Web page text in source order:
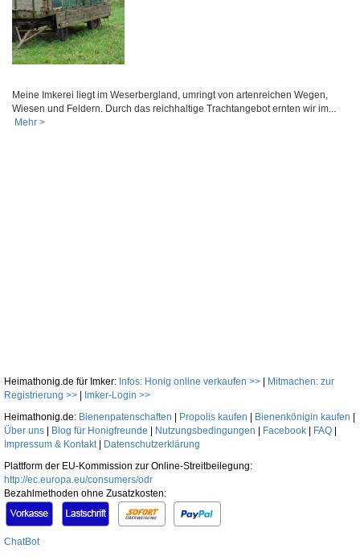
Meine Imkerei liegt im Weserbergland, umringt von artenreichen Wegen,
Wiesen und Feldern. Durch das reichhaltige Trachtangebot ernten wir im...
Mehr >
Heimathonig.de für Imker: Infos: Honig online verkaufen >>
Mitmachen: zur
Registrierung >>
Imker-Login >>
Heimathonig.de: Bienenpatenschaften Propolis kaufen Bienenkönigin kaufen
Über uns
Blog für Honigfreunde Nutzungsbedingungen Facebook FAQ
Impressum & Kontakt|
Datenschutzerklärung
Plattform der EU-Kommission zur Online-Streitbeilegung:
http://ec.europa.eu/consumers/odr
Bezahlmethoden ohne Zusatzkosten:
ChatBot